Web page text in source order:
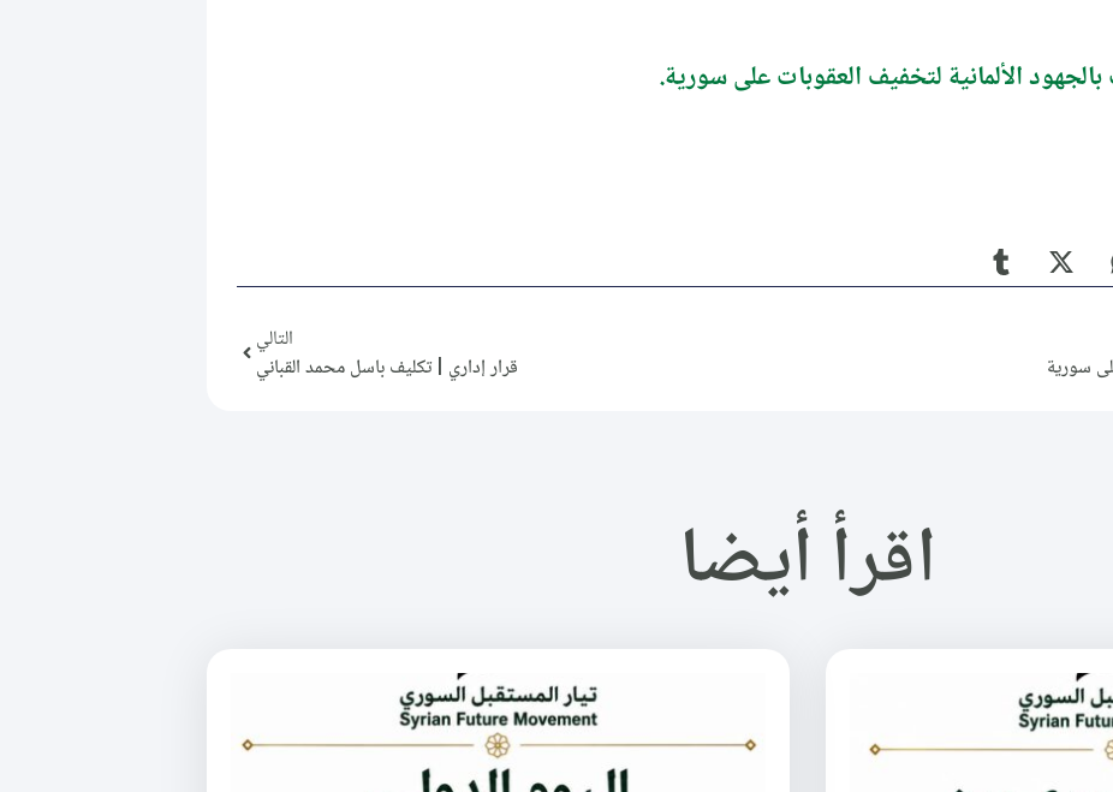
الألمانية لتخفيف العقوبات على سورية.
سورية
التالي
قرار إداري | تكليف باسل محمد القباني
اقرأ أيضا